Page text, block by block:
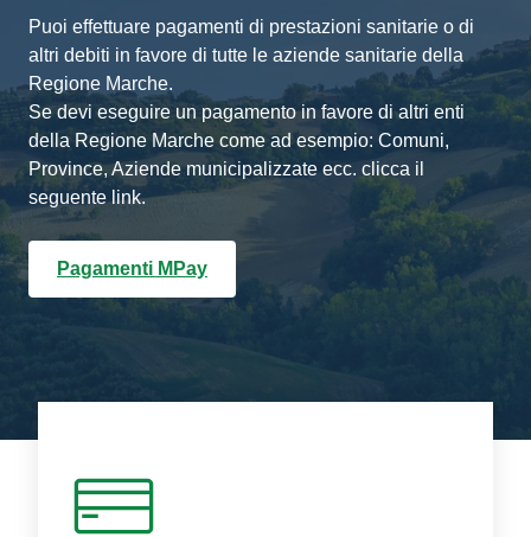
Puoi effettuare pagamenti di prestazioni sanitarie o di
altri debiti in favore di tutte le aziende sanitarie della
Regione Marche.
Se devi eseguire un pagamento in favore di altri enti
della Regione Marche come ad esempio: Comuni,
Province, Aziende municipalizzate ecc. clicca il
seguente link.
Pagamenti MPay